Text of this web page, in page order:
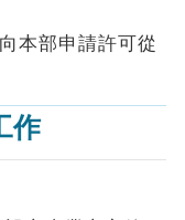
本部申請許可從
作